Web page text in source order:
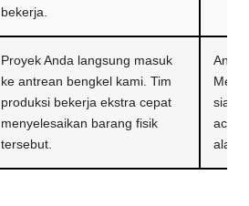
bekerja.
Proyek Anda langsung masuk
ke antrean bengkel kami. Tim
produksi bekerja ekstra cepat
menyelesaikan barang fisik
tersebut.
Anda
Meja
siap